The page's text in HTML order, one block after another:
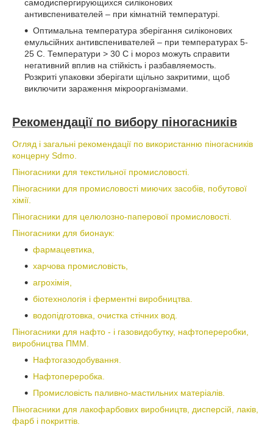
самодиспергирующихся силіконових
антивспенивателей – при кімнатній температурі.
Оптимальна температура зберігання силіконових
емульсійних антивспенивателей – при температурах 5-
25 С. Температури > 30 С і мороз можуть справити
негативний вплив на стійкість і разбавляемость.
Розкриті упаковки зберігати щільно закритими, щоб
виключити зараження мікроорганізмами.
Рекомендації по вибору піногасників
Огляд і загальні рекомендації по використанню піногасників
концерну Sdmo.
Піногасники для текстильної промисловості.
Піногасники для промисловості миючих засобів, побутової
хімії.
Піногасники для целюлозно-паперової промисловості.
Піногасники для бионаук:
фармацевтика,
харчова промисловість,
агрохімія,
біотехнологія і ферментні виробництва.
водопідготовка, очистка стічних вод.
Піногасники для нафто - і газовидобутку, нафтопереробки,
виробництва ПММ.
Нафтогазодобування.
Нафтопереробка.
Промисловість паливно-мастильних матеріалів.
Піногасники для лакофарбових виробництв, дисперсій, лаків,
фарб і покриттів.